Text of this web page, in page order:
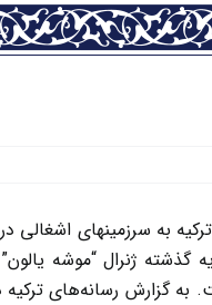
به سرزمینهای اشغالی
فوریه گذشته ژنرال “موشه
گزارش رسانه‌های ترکیه